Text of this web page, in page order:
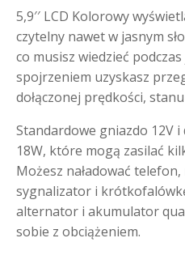
5,9′′ LCD Kolorowy
czytelny nawet w jasnym
co musisz wiedzieć
spojrzeniem uzyskasz
dołączonej prędkości,
Standardowe gniazdo 12V i
18W, które mogą zasilać
Możesz naładować
sygnalizator i
alternator i akumulator
sobie z obciążeniem.